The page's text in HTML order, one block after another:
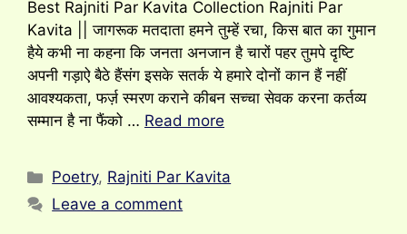
Best Rajniti Par Kavita Collection Rajniti Par
Kavita || जागरूक मतदाता हमने तुम्हें रचा, किस बात का गुमान
हैये कभी ना कहना कि जनता अनजान है चारों पहर तुमपे दृष्टि
अपनी गड़ाऐ बैठे हैंसंग इसके सतर्क ये हमारे दोनों कान हैं नहीं
आवश्यकता, फर्ज़ स्मरण कराने कीबन सच्चा सेवक करना कर्तव्य
सम्मान है ना फैंको … Read more
Categories
Poetry, Rajniti Par Kavita
Leave a comment